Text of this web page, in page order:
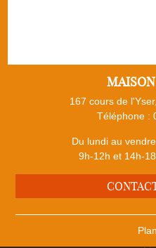
167 cours de
Téléphone :
Du lundi au
9h-12h et 14h-